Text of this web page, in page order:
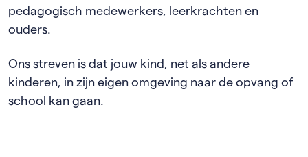
pedagogisch medewerkers, leerkrachten en
ouders.
Ons streven is dat jouw kind, net als andere
kinderen, in zijn eigen omgeving naar de opvang of
school kan gaan.